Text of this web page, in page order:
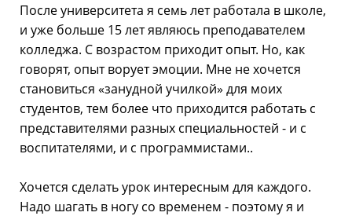
После университета я семь лет работала в школе,
и уже больше 15 лет являюсь преподавателем
колледжа. С возрастом приходит опыт. Но, как
говорят, опыт ворует эмоции. Мне не хочется
становиться «занудной училкой» для моих
студентов, тем более что приходится работать с
представителями разных специальностей - и с
воспитателями, и с программистами..
Хочется сделать урок интересным для каждого.
Надо шагать в ногу со временем - поэтому я и